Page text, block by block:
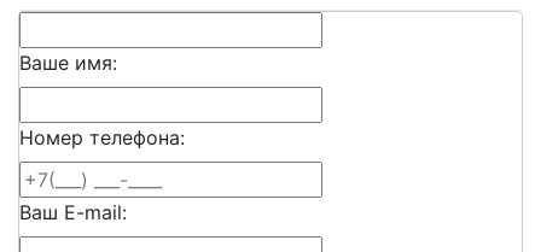
Ваше имя:
Номер телефона:
Ваш E-mail: